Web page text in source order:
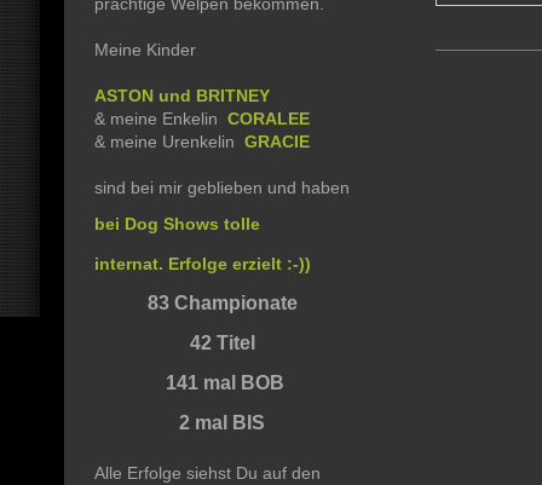
Meine Kinder
ASTON und BRITNEY
& meine Enkelin CORALEE
& meine Urenkelin GRACIE
sind bei mir geblieben und haben
bei Dog Shows tolle
internat. Erfolge erzielt :-))
83 Championate
42 Titel
141 mal BOB
2 mal BIS
Alle Erfolge siehst Du auf den